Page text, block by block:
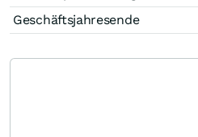
Geschäftsjahresende